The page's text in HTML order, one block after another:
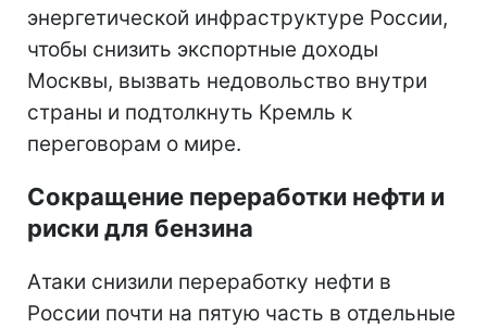
энергетической инфраструктуре России,
чтобы снизить экспортные доходы
Москвы, вызвать недовольство внутри
страны и подтолкнуть Кремль к
переговорам о мире.
Сокращение переработки нефти и
риски для бензина
Атаки снизили переработку нефти в
России почти на пятую часть в отдельные